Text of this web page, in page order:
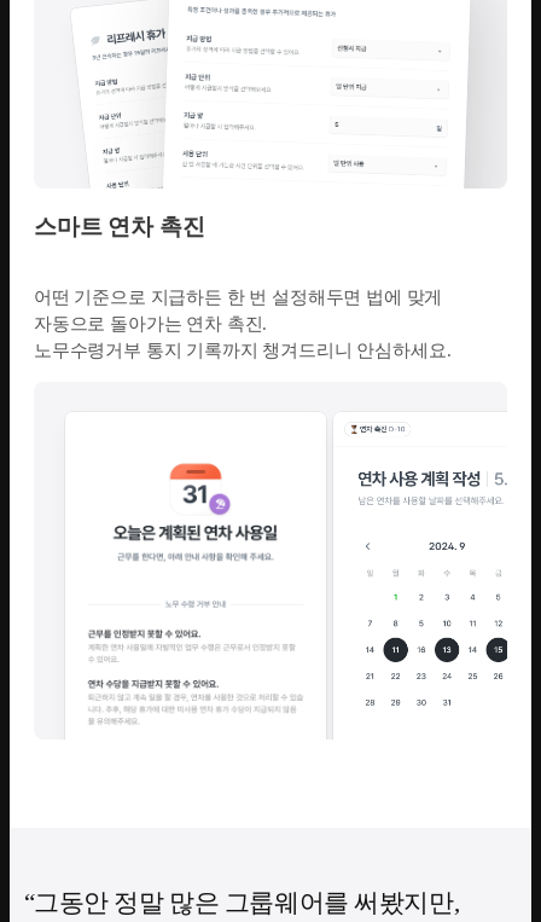
스마트 연차 촉진
어떤 기준으로 지급하든 한 번 설정해두면 법에 맞게
자동으로 돌아가는 연차 촉진.
노무수령거부 통지 기록까지 챙겨드리니 안심하세요.
그동안 정말 많은 그룹웨어를 써봤지만,